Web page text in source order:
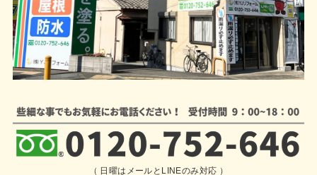
（ 日曜はメールとLINEのみ対応 ）